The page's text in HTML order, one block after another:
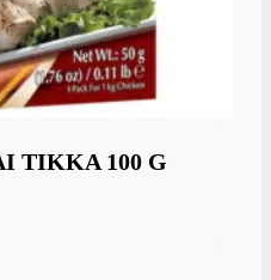
TIKKA 100 G